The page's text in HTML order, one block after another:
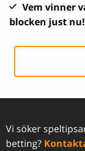
Vem vinner
blocken just nu!
Vi söker
betting?